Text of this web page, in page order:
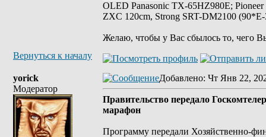
OLED Panasonic TX-65HZ980E;
ZXC 120cm, Strong SRT-DM2100
Желаю, чтобы у Вас сбылось то, чего
Вернуться к началу
yorick
Модератор
Добавлено: Чт Янв 22,
Правительство передало
марафон
Программу передали Хозяйственно-